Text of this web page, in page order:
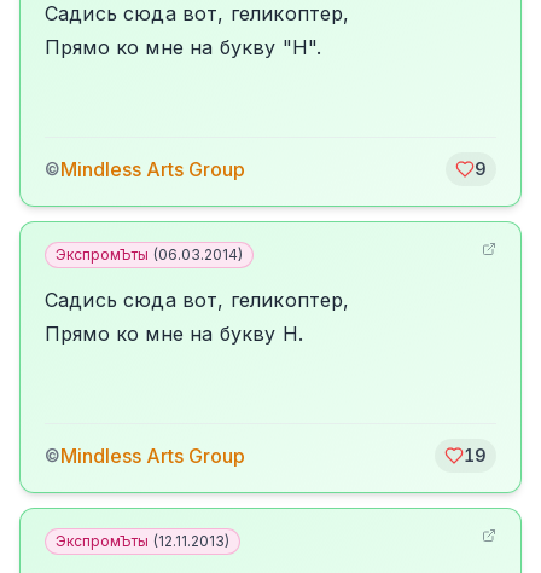
Садись сюда вот, геликоптер,
Прямо ко мне на букву "H".
©Mindless Arts Group 9
ЭкспромЪты (06.03.2014)
Садись сюда вот, геликоптер,
Прямо ко мне на букву H.
©Mindless Arts Group 19
ЭкспромЪты (12.11.2013)